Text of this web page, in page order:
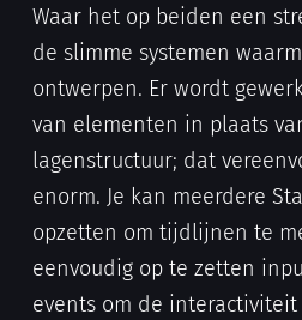
Waar het op beiden een
de slimme systemen
ontwerpen. Er wordt
van elementen in plaats
lagenstructuur; dat
enorm. Je kan meerdere
opzetten om tijdlijnen te
eenvoudig op te zetten
events om de